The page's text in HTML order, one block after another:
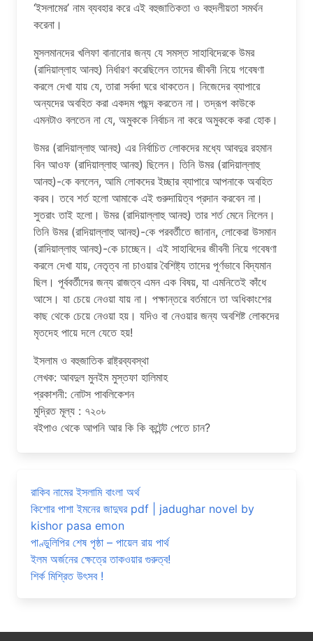
‘ইসলামের’ নাম ব্যবহার করে এই বহুজাতিকতা ও বহুদলীয়তা সমর্থন
করেনা।
মুসলমানদের খলিফা বানানোর জন্য যে সমস্ত সাহাবিদেরকে উমর
(রাদিয়াল্লাহ আনহু) নির্ধারণ করেছিলেন তাদের জীবনী নিয়ে গবেষণা
করলে দেখা যায় যে, তারা সর্বদা ঘরে থাকতেন। নিজেদের ব্যাপারে
অন্যদের অবহিত করা একদম পছন্দ করতেন না। তদ্রূপ কাউকে
এমনটাও বলতেন না যে, অমুককে নির্বাচন না করে অমুককে করা হোক।
উমর (রাদিয়াল্লাহু আনহু) এর নির্বাচিত লোকদের মধ্যে আবদুর রহমান
বিন আওফ (রাদিয়াল্লাহু আনহু) ছিলেন। তিনি উমর (রাদিয়াল্লাহু
আনহু)-কে বললেন, আমি লোকদের ইচ্ছার ব্যাপারে আপনাকে অবহিত
করব। তবে শর্ত হলো আমাকে এই গুরুদায়িত্ব প্রদান করবেন না।
সুতরাং তাই হলো। উমর (রাদিয়াল্লাহু আনহু) তার শর্ত মেনে নিলেন।
তিনি উমর (রাদিয়াল্লাহু আনহু)-কে পরবর্তীতে জানান, লোকেরা উসমান
(রাদিয়াল্লাহু আনহু)-কে চাচ্ছেন। এই সাহাবিদের জীবনী নিয়ে গবেষণা
করলে দেখা যায়, নেতৃত্ব না চাওয়ার বৈশিষ্ট্য তাদের পূর্ণভাবে বিদ্যমান
ছিল। পূর্ববর্তীদের জন্য রাজত্ব এমন এক বিষয়, যা এমনিতেই কাঁধে
আসে। যা চেয়ে নেওয়া যায় না। পক্ষান্তরে বর্তমানে তা অধিকাংশের
কাছ থেকে চেয়ে নেওয়া হয়। যদিও বা নেওয়ার জন্য অবশিষ্ট লোকদের
মৃতদেহ পায়ে দলে যেতে হয়!
ইসলাম ও বহুজাতিক রাষ্ট্রব্যবস্থা
লেখক: আবদুল মুনইম মুস্তফা হালিমাহ
প্রকাশনী: নোটস পাবলিকেশন
মুদ্রিত মূল্য : ৭২০৳
বইপাও থেকে আপনি আর কি কি কন্টেন্ট পেতে চান?
রাকিব নামের ইসলামি বাংলা অর্থ
কিশোর পাশা ইমনের জাদুঘর pdf | jadughar novel by
kishor pasa emon
পাণ্ডুলিপির শেষ পৃষ্ঠা – পায়েল রায় পার্থ
ইলম অর্জনের ক্ষেত্রে তাকওয়ার গুরুত্ব!
শির্ক মিশ্রিত উৎসব !